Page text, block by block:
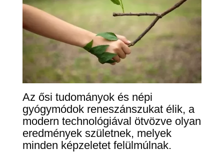
Az ősi tudományok és népi
gyógymódok reneszánszukat élik, a
modern technológiával ötvözve olyan
eredmények születnek, melyek
minden képzeletet felülmúlnak.